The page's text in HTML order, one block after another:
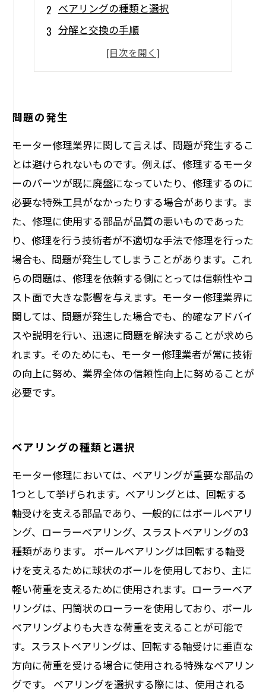
ベアリングの種類と選択
分解と交換の手順
軸とベアリングの取り付け
テストランとアウトプットチェック
問題の発生
モーター修理業界に関して言えば、問題が発生するこ
とは避けられないものです。例えば、修理するモータ
ーのパーツが既に廃盤になっていたり、修理するのに
必要な特殊工具がなかったりする場合があります。ま
た、修理に使用する部品が品質の悪いものであった
り、修理を行う技術者が不適切な手法で修理を行った
場合も、問題が発生してしまうことがあります。これ
らの問題は、修理を依頼する側にとっては信頼性やコ
スト面で大きな影響を与えます。モーター修理業界に
関しては、問題が発生した場合でも、的確なアドバイ
スや説明を行い、迅速に問題を解決することが求めら
れます。そのためにも、モーター修理業者が常に技術
の向上に努め、業界全体の信頼性向上に努めることが
必要です。
ベアリングの種類と選択
モーター修理においては、ベアリングが重要な部品の
1つとして挙げられます。ベアリングとは、回転する
軸受けを支える部品であり、一般的にはボールベアリ
ング、ローラーベアリング、スラストベアリングの3
種類があります。 ボールベアリングは回転する軸受
けを支えるために球状のボールを使用しており、主に
軽い荷重を支えるために使用されます。ローラーベア
リングは、円筒状のローラーを使用しており、ボール
ベアリングよりも大きな荷重を支えることが可能で
す。スラストベアリングは、回転する軸受けに垂直な
方向に荷重を受ける場合に使用される特殊なベアリン
グです。 ベアリングを選択する際には、使用される